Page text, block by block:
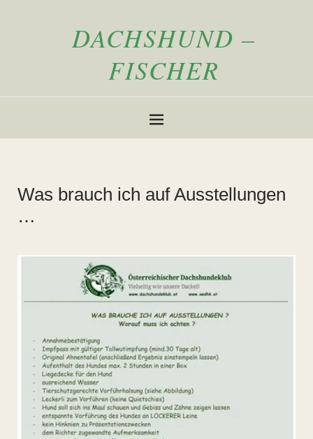
DACHSHUND –
FISCHER
Was brauch ich auf Ausstellungen
…